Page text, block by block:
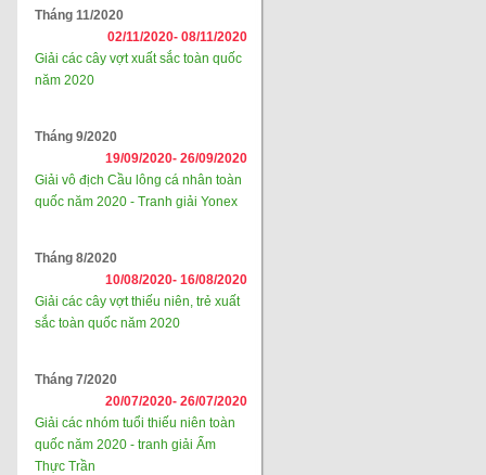
Tháng 11/2020
02/11/2020- 08/11/2020
Giải các cây vợt xuất sắc toàn quốc
năm 2020
Tháng 9/2020
19/09/2020- 26/09/2020
Giải vô địch Cầu lông cá nhân toàn
quốc năm 2020 - Tranh giải Yonex
Tháng 8/2020
10/08/2020- 16/08/2020
Giải các cây vợt thiếu niên, trẻ xuất
sắc toàn quốc năm 2020
Tháng 7/2020
20/07/2020- 26/07/2020
Giải các nhóm tuổi thiếu niên toàn
quốc năm 2020 - tranh giải Ẩm
Thực Trần